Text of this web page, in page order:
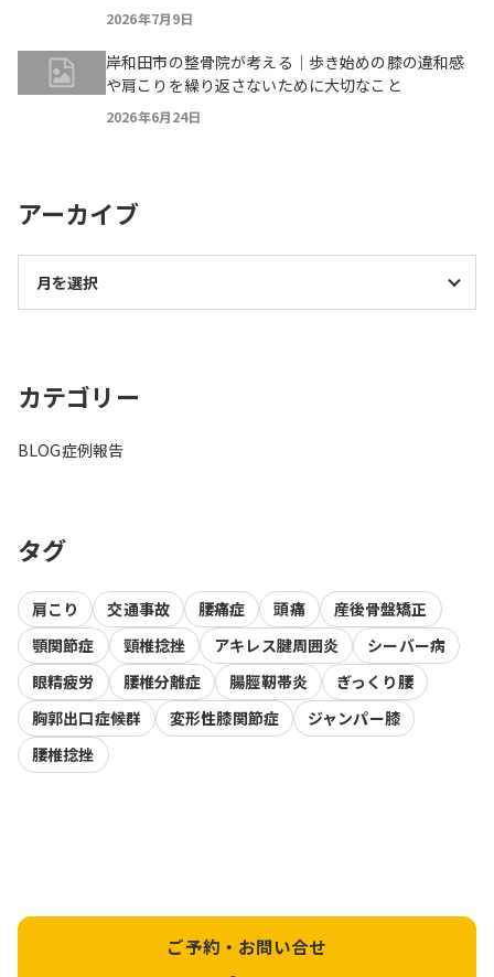
2026年7月9日
岸和田市の整骨院が考える｜歩き始めの膝の違和感
や肩こりを繰り返さないために大切なこと
2026年6月24日
アーカイブ
カテゴリー
BLOG症例報告
タグ
肩こり 交通事故 腰痛症 頭痛
産後骨盤矯正
顎関節症
頸椎捻挫 アキレス腱周囲炎
シーバー病
眼精疲労
腰椎分離症 腸脛靭帯炎
ぎっくり腰
胸郭出口症候群
変形性膝関節症
ジャンパー膝
腰椎捻挫
ご予約・お問い合せ